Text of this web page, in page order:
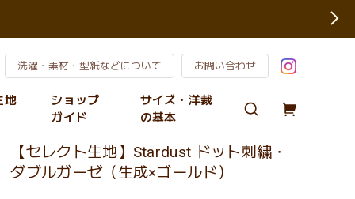
洗濯・素材・型紙などについて お問い合わせ
地
ショップ
ガイド
サイズ・洋裁
の基本
【セレクト生地】Stardust ドット刺繍・
ダブルガーゼ（生成×ゴールド）